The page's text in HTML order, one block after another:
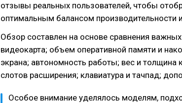
отзывы реальных пользователей, чтобы
оптимальным балансом производительности
Обзор составлен на основе сравнения
видеокарта; объем оперативной памяти и
экрана; автономность работы; вес и толщина
слотов расширения; клавиатура и тачпад;
Особое внимание уделялось моделям,